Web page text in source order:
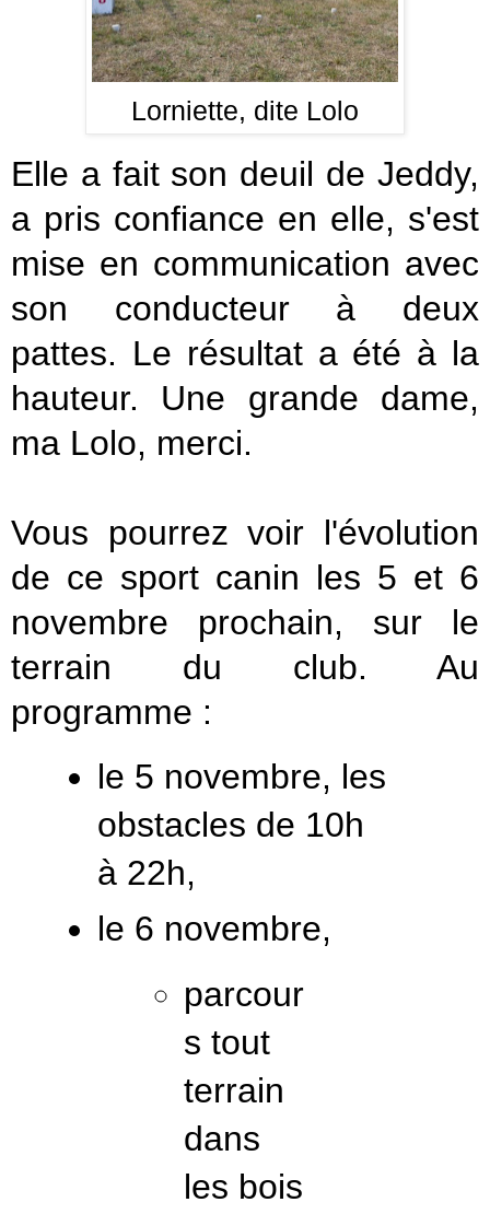
Lorniette, dite Lolo
Elle a fait son deuil de Jeddy,
a pris confiance en elle, s'est
mise en communication avec
son conducteur à deux
pattes. Le résultat a été à la
hauteur. Une grande dame,
ma Lolo, merci.
Vous pourrez voir l'évolution
de ce sport canin les 5 et 6
novembre prochain, sur le
terrain du club. Au
programme :
le 5 novembre, les
obstacles de 10h
à 22h,
le 6 novembre,
parcour
s tout
terrain
dans
les bois